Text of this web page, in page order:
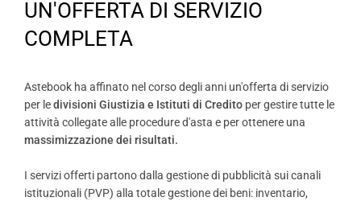
UN'OFFERTA DI SERVIZIO
COMPLETA
Astebook ha affinato nel corso degli anni un'offerta di servizio
per ledivisioni Giustizia e Istituti di Credito per gestire tutte le
attività collegate alle procedure d'asta e per ottenere una
massimizzazione dei risultati.
I servizi offerti partono dalla gestione di pubblicità sui canali
istituzionali (PVP) alla totale gestione dei beni: inventario,